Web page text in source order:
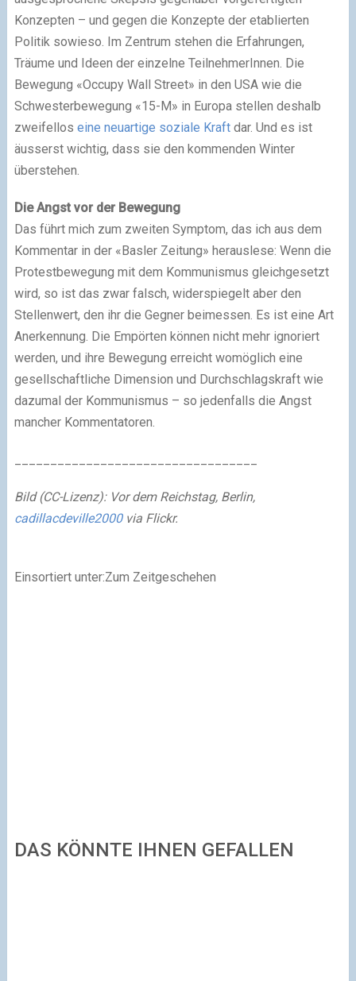
Konzepten – und gegen die Konzepte der etablierten
Politik sowieso. Im Zentrum stehen die Erfahrungen,
Träume und Ideen der einzelne TeilnehmerInnen. Die
Bewegung «Occupy Wall Street» in den USA wie die
Schwesterbewegung «15-M» in Europa stellen deshalb
zweifellos eine neuartige soziale Kraftdar. Und es ist
äusserst wichtig, dass sie den kommenden Winter
überstehen.
Die Angst vor der Bewegung
Das führt mich zum zweiten Symptom, das ich aus dem
Kommentar in der «Basler Zeitung» herauslese: Wenn die
Protestbewegung mit dem Kommunismus gleichgesetzt
wird, so ist das zwar falsch, widerspiegelt aber den
Stellenwert, den ihr die Gegner beimessen. Es ist eine Art
Anerkennung. Die Empörten können nicht mehr ignoriert
werden, und ihre Bewegung erreicht womöglich eine
gesellschaftliche Dimension und Durchschlagskraft wie
dazumal der Kommunismus – so jedenfalls die Angst
mancher Kommentatoren.
Bild (CC-Lizenz): Vor dem Reichstag, Berlin,
cadillacdeville2000via Flickr.
Einsortiert unter:Zum Zeitgeschehen
DAS KÖNNTE IHNEN GEFALLEN